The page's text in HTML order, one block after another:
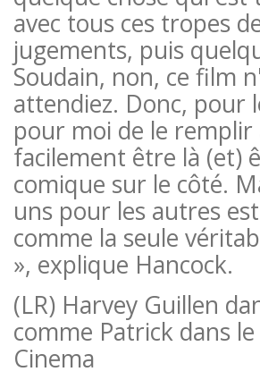
avec tous ces tropes
jugements, puis
Soudain, non, ce film
attendiez. Donc,
pour moi de le remplir
facilement être là (et)
comique sur le côté.
uns pour les autres
comme la seule
», explique Hancock.
(LR) Harvey Guillen
comme Patrick dans
Cinema